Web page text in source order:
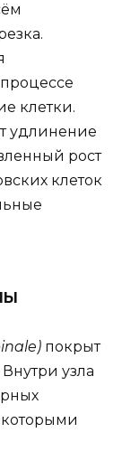
клетки.
удлинение
рост
клеток
покрыт
узла